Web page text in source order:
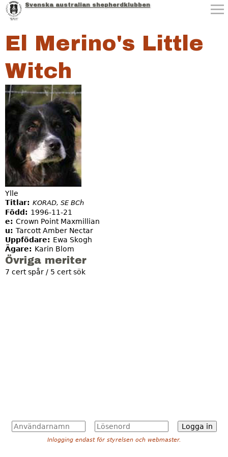
Jump to navigation
Svenska australian shepherdklubben
El Merino's Little
Witch
Ylle
Titlar: KORAD, SE BCh
Född: 1996-11-21
e: Crown Point Maxmillian
u: Tarcott Amber Nectar
Uppfödare: Ewa Skogh
Ägare: Karin Blom
Övriga meriter
7 cert spår / 5 cert sök
A
n
L
ö
s
Inlogging endast för styrelsen och webmaster.